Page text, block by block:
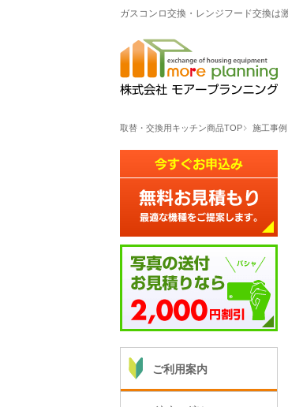
ガスコンロ交換・レンジフード交換は
取替・交換用キッチン商品TOP 施工事例
ご利用案内